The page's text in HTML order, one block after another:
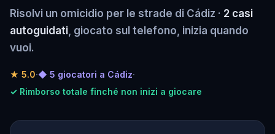
Risolvi un omicidio per le strade di Cádiz · 2 casi
autoguidati, giocato sul telefono, inizia quando
vuoi.
★ 5.0·◆ 5 giocatori a Cádiz·
✓ Rimborso totale finché non inizi a giocare